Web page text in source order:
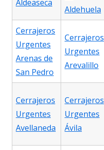
Aldeaseca
Aldehuela
Cerrajeros
Urgentes
Arenas de
San Pedro
Cerrajeros
Urgentes
Arevalillo
Cerrajeros
Urgentes
Avellaneda
Cerrajeros
Urgentes
Ávila